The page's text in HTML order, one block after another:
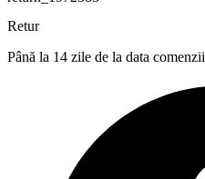
Retur
Până la 14 zile de la data comenzii